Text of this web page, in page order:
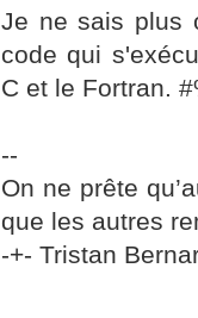
Je ne sais plus
code qui
C et le Fortran.
--
On ne prête
que les autres
-+- Tristan